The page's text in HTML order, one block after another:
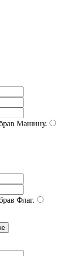
Машину.
Флаг.